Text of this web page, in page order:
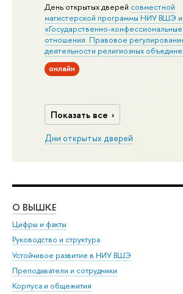
День открытых дверей совместной
магистерской программы НИУ ВШЭ
«Государственно-конфессиональные
отношения. Правовое
деятельности религиозных
онлайн
Показать все
Дни открытых дверей
О ВЫШКЕ
Цифры и факты
Руководство и структура
Устойчивое развитие в НИУ ВШЭ
Преподаватели и сотрудники
Корпуса и общежития